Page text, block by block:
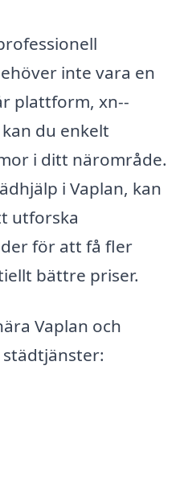
inte vara en
plattform, xn--
du enkelt
i ditt närområde.
i Vaplan, kan
utforska
för att få fler
bättre priser.
Vaplan och